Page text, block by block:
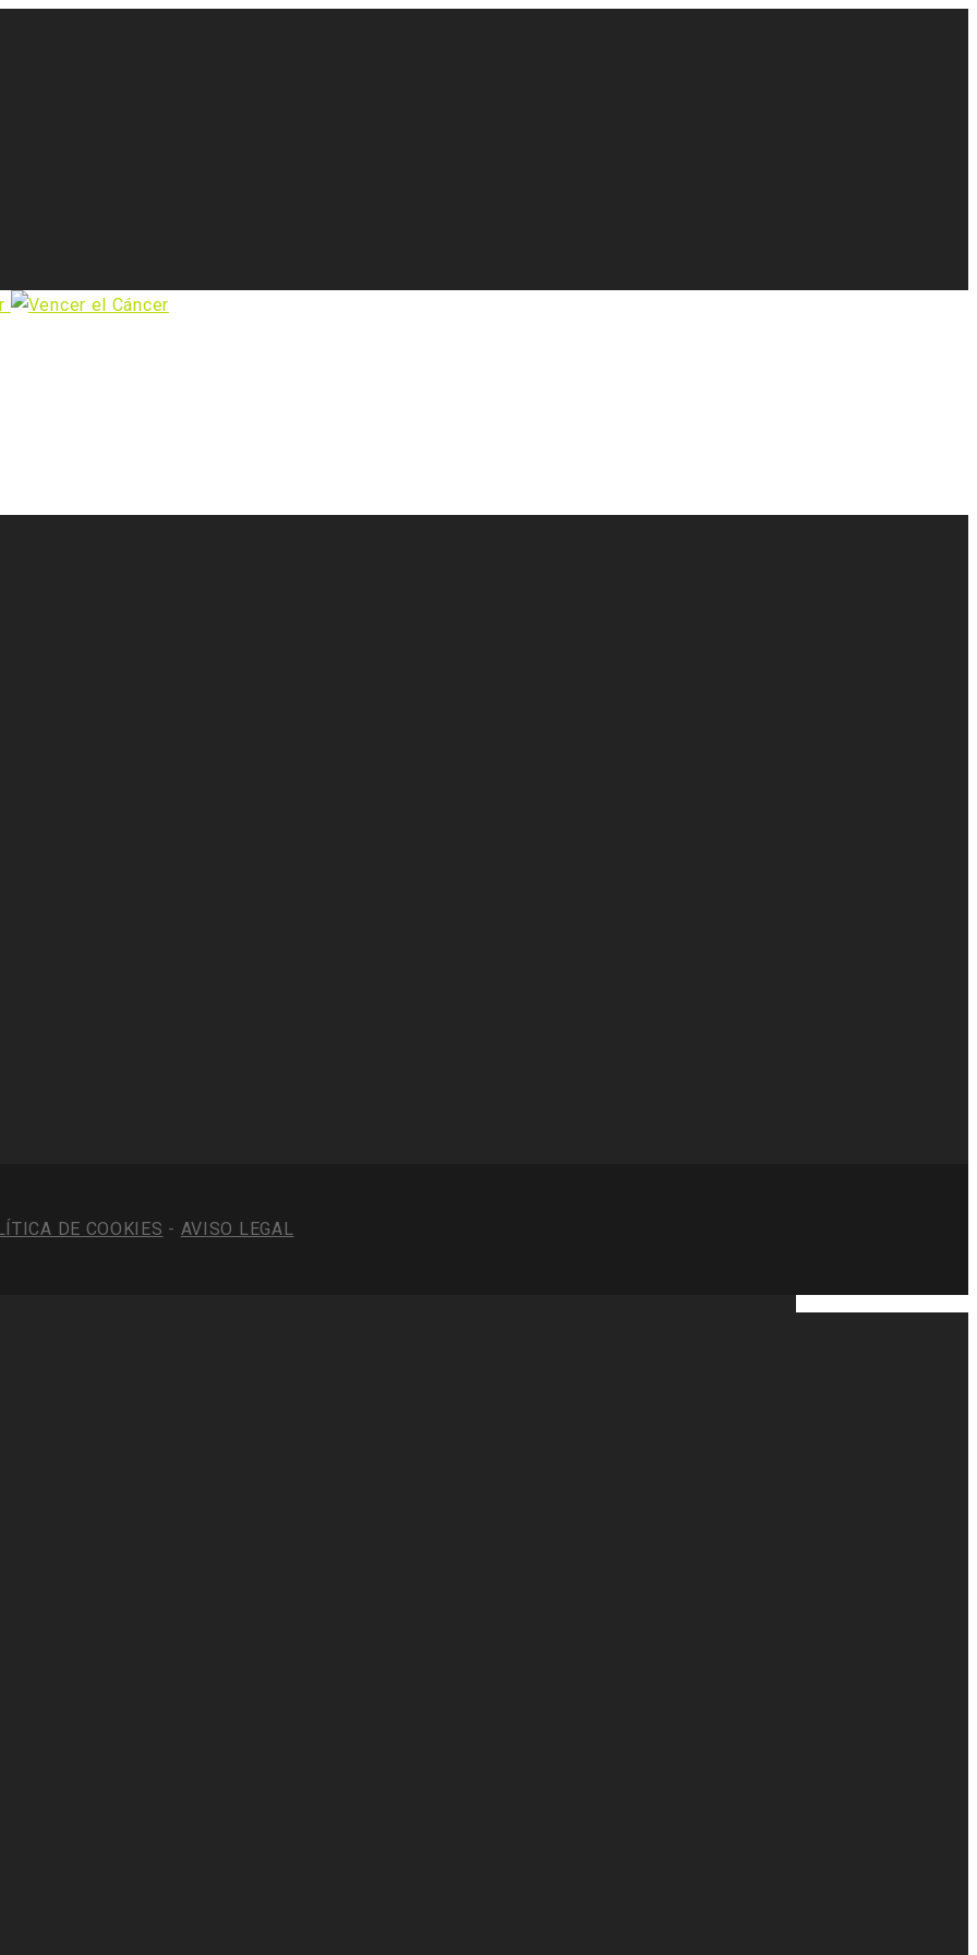
DE COOKIES - AVISO LEGAL